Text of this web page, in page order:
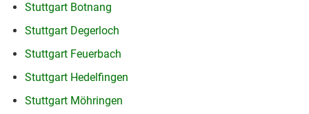
Stuttgart Botnang
Stuttgart Degerloch
Stuttgart Feuerbach
Stuttgart Hedelfingen
Stuttgart Möhringen